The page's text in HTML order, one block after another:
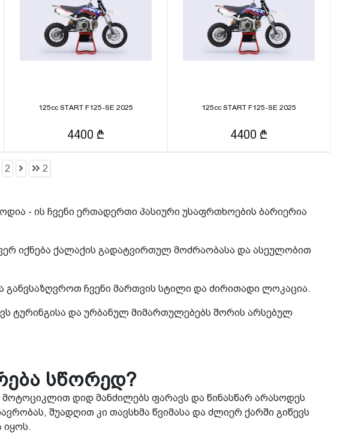
125cc START F125-SE 2025
4400 ₾
125cc START F125-SE 2025
4400 ₾
2 2
- ის ჩვენი ერთადერთი პასიური უსაფრთხოების ბარიერია
იქნება ქალაქის გადატვირთულ მოძრაობასა და ასეულობით
განვსაზღვროთ ჩვენი მართვის სტილი და ძირითადი ლოკაცია.
ტურინგისა და ურბანულ მიმართულებებს შორის არსებულ
სწორედ?
მოტოციკლით დიდ მანძილებს ფარავს და წინასწარ არასოდეს
შუადღით კი თავსხმა წვიმასა და ძლიერ ქარში გიწევს
იყოს.